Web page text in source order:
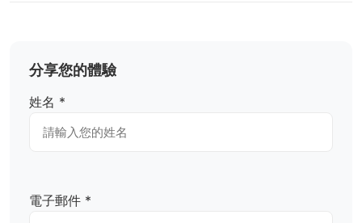
分享您的體驗
姓名 *
電子郵件 *